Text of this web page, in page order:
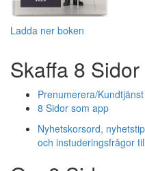
Ladda ner boken
Skaffa 8 Sidor
Prenumerera/Kundtjänst
8 Sidor som app
Nyhetskorsord,
och instuderingsfrågor